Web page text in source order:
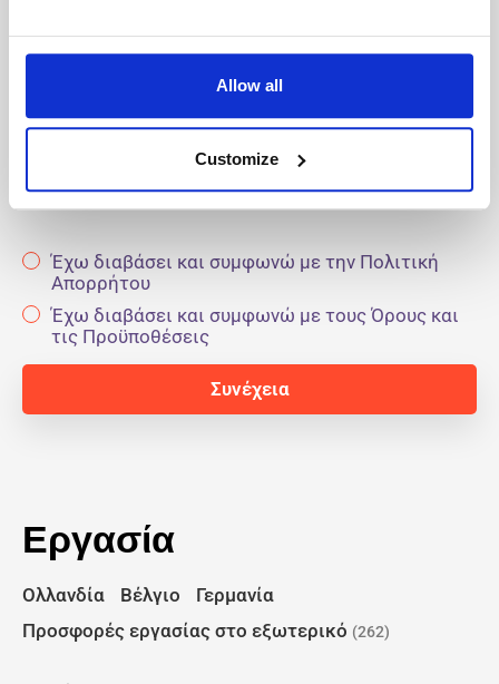
Allow all
Customize
Επίθετο (λατινικοί χαρακτήρες)
Έχω διαβάσει και συμφωνώ με την Πολιτική
Απορρήτου
Έχω διαβάσει και συμφωνώ με τους Όρους και
τις Προϋποθέσεις
Εργασία
Ολλανδία Βέλγιο
Γερμανία
Προσφορές εργασίας στο εξωτερικό (262)